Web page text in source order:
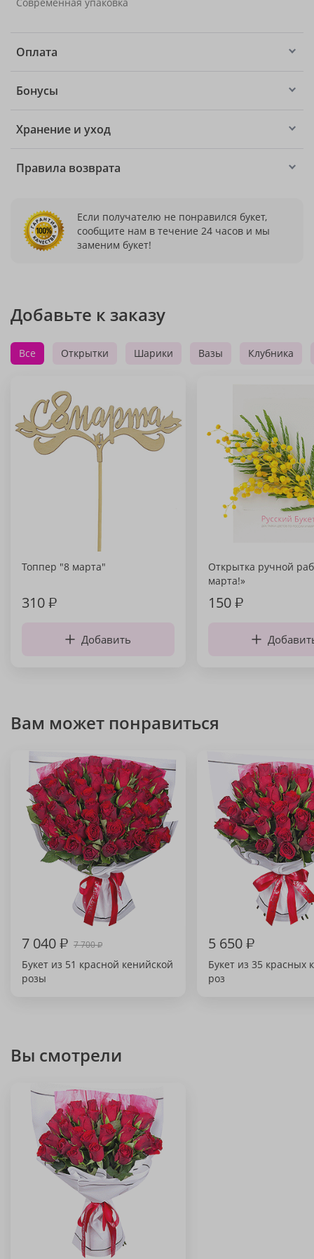
Оплата
Бонусы
Хранение и уход
Правила возврата
Если получателю не понравился букет,
сообщите нам в течение 24 часов и мы
заменим букет!
Добавьте к заказу
Все Открытки Шарики Вазы Клубника
Топпер "8 марта"
310₽
Добавить
Открытка ручной
марта!»
150₽
Вам может понравиться
7 040₽ 7 700₽
Букет из 51 красной кенийской
розы
5 650₽
Букет из 35 красных
роз
Вы смотрели